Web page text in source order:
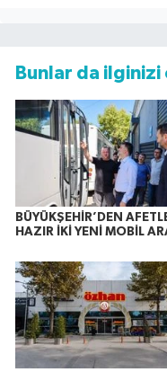
Bunlar da
BÜYÜKŞEHİR’DEN
HAZIR İKİ YENİ MOBİL